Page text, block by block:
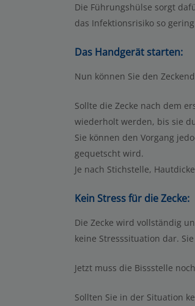
Die Führungshülse sorgt
das Infektionsrisiko so
Das Handgerät starten:
Nun können Sie den
Sollte die Zecke nach dem
wiederholt werden, bis sie
Sie können den Vorgang
gequetscht wird.
Je nach Stichstelle,
Kein Stress für die Zecke:
Die Zecke wird vollständig
keine Stresssituation dar.
Jetzt muss die Bissstelle
Sollten Sie in der Situation